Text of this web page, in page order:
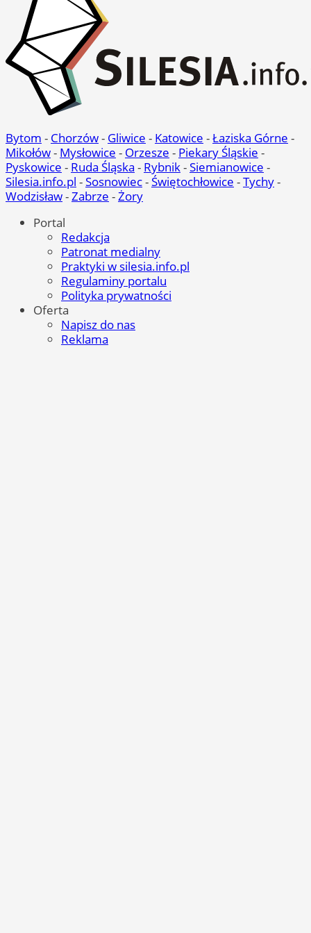
Bytom - Chorzów- Gliwice - Katowice -Łaziska Górne -
Mikołów- Mysłowice - Orzesze - Piekary Śląskie -
Pyskowice - Ruda Śląska - Rybnik-Siemianowice -
Silesia.info.pl -Sosnowiec-Świętochłowice -Tychy-
Wodzisław-Zabrze -Żory
Portal
Redakcja
Patronat medialny
Praktyki w silesia.info.pl
Regulaminy portalu
Polityka prywatności
Oferta
Napisz do nas
Reklama